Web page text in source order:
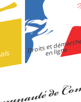
Droits eten ligne